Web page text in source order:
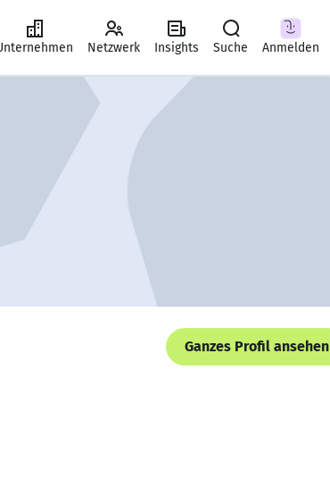
Netzwerk Insights Suche Anmelden
Ganzes Profil ansehen